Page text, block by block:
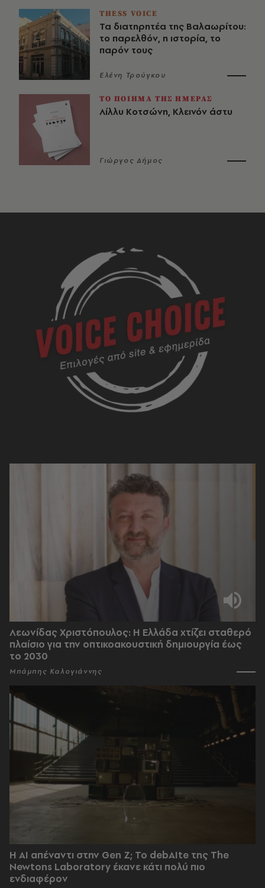
THESS VOICE
Τα διατηρητέα της Βαλαωρίτου:
το παρελθόν, η ιστορία, το
παρόν τους
Ελένη Τρούγκου
ΤΟ ΠΟΙΗΜΑ ΤΗΣ ΗΜΕΡΑΣ
Λίλλυ Κοτσώνη, Κλεινόν άστυ
Γιώργος Δήμος
Λεωνίδας Χριστόπουλος: Η Ελλάδα χτίζει σταθερό
πλαίσιο για την οπτικοακουστική δημιουργία έως
το 2030
Μπάμπης Καλογιάννης
Η AI απέναντι στην Gen Z; Το debAIte της The
Newtons Laboratory έκανε κάτι πολύ πιο
ενδιαφέρον